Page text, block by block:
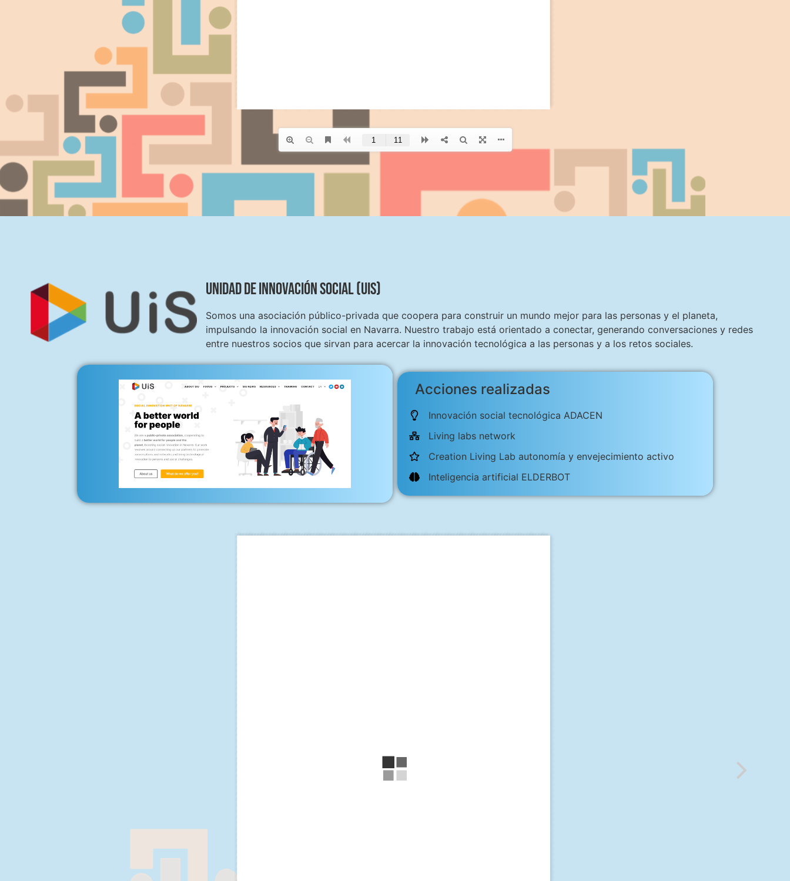
Unidad de Innovación Social (UiS)
Somos una asociación público-privada que coopera para construir un mundo mejor para las personas y el planeta,
impulsando la innovación social en Navarra. Nuestro trabajo está orientado a conectar, generando conversaciones y redes
entre nuestros socios que sirvan para acercar la innovación tecnológica a las personas y a los retos sociales.
Acciones realizadas
Innovación social tecnológica ADACEN
Living labs network
Creation Living Lab autonomía y envejecimiento activo
Inteligencia artificial ELDERBOT